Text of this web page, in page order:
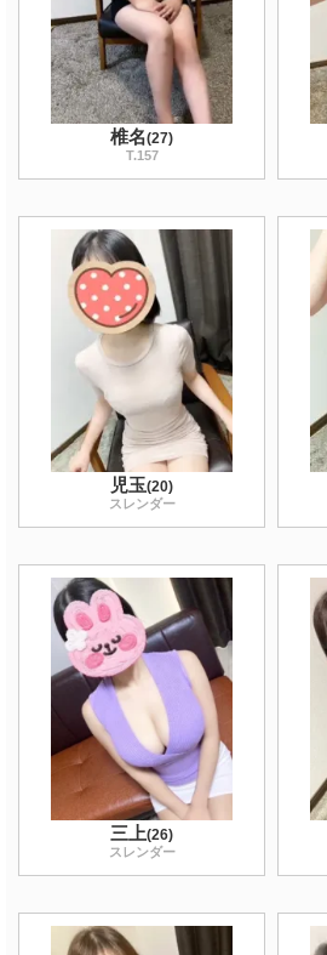
椎名(27)
T.157
児玉(20)
スレンダー
三上(26)
スレンダー